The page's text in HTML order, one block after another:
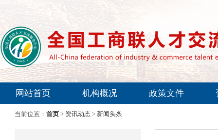
网站首页 机构概况 政策文件
专家委员会
当前位置： 首页 > 资讯动态 > 新闻头条